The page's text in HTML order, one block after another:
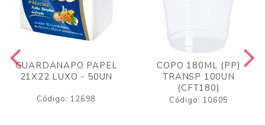
GUARDANAPO PAPEL
21X22 LUXO - 50UN
Código: 12698
COPO 180ML (PP)
TRANSP 100UN
(CFT180)
Código: 10605